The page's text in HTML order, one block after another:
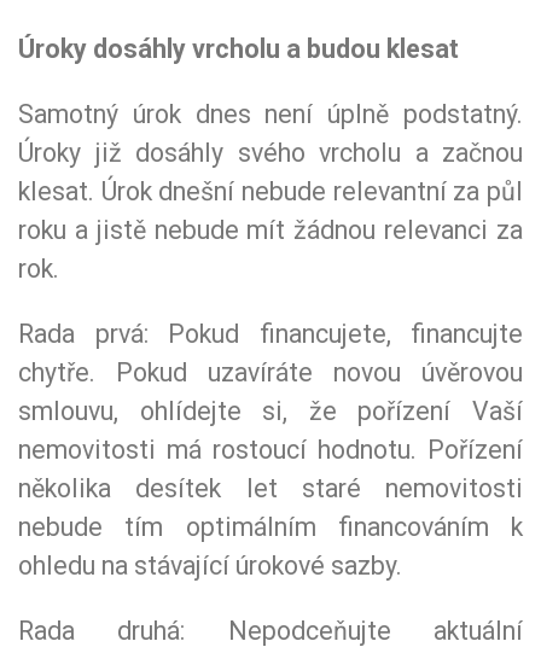
Úroky dosáhly vrcholu a budou klesat
Samotný úrok dnes není úplně podstatný.
Úroky již dosáhly svého vrcholu a začnou
klesat. Úrok dnešní nebude relevantní za půl
roku a jistě nebude mít žádnou relevanci za
rok.
Rada prvá: Pokud financujete, financujte
chytře. Pokud uzavíráte novou úvěrovou
smlouvu, ohlídejte si, že pořízení Vaší
nemovitosti má rostoucí hodnotu. Pořízení
několika desítek let staré nemovitosti
nebude tím optimálním financováním k
ohledu na stávající úrokové sazby.
Rada druhá: Nepodceňujte aktuální